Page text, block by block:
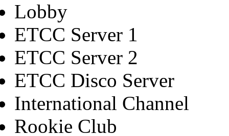
Lobby
ETCC Server 1
ETCC Server 2
ETCC Disco Server
International Channel
Rookie Club